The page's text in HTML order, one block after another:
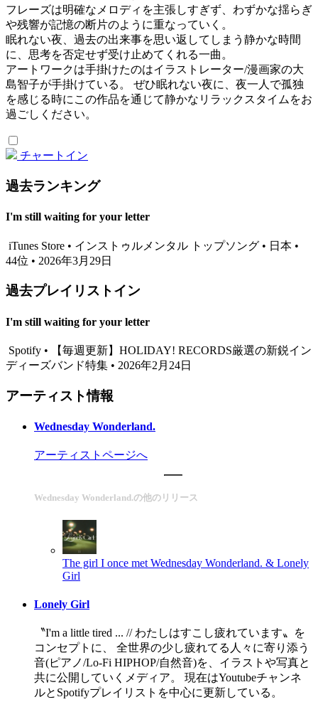
フレーズは明確なメロディを主張しすぎず、わずかな揺らぎ
や残響が記憶の断片のように重なっていく。
眠れない夜、過去の出来事を思い返してしまう静かな時間
に、思考を否定せず受け止めてくれる一曲。
アートワークは手掛けたのはイラストレーター/漫画家の大
島智子が手掛けている。 ぜひ眠れない夜に、夜一人で孤独
を感じる時にこの作品を通じて静かなリラックスタイムをお
過ごしください。
チャートイン
過去ランキング
I'm still waiting for your letter
iTunes Store • インストゥルメンタル トップソング • 日本 •
44位 • 2026年3月29日
過去プレイリストイン
I'm still waiting for your letter
Spotify • 【毎週更新】HOLIDAY! RECORDS厳選の新鋭イン
ディーズバンド特集 • 2026年2月24日
アーティスト情報
Wednesday Wonderland.
アーティストページへ
Wednesday Wonderland.の他のリリース
The girl I once met Wednesday Wonderland. & Lonely
Girl
Lonely Girl
〝I'm a little tired ... // わたしはすこし疲れています〟を
コンセプトに、 全世界の少し疲れてる人々に寄り添う
音(ピアノ/Lo-Fi HIPHOP/自然音)を、イラストや写真と
共に公開していくメディア。 現在はYoutubeチャンネ
ルとSpotifyプレイリストを中心に更新している。